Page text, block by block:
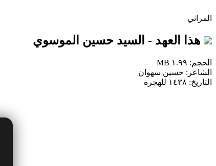
المراثي
هذا العهد - السيد حسين الموسوي
الحجم: ١.٩٩ MB
الشاعر: حسين سهوان
التاريخ: ١٤٣٨ للهجرة